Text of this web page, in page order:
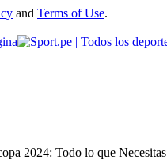
and Terms of Use.
2024: Todo lo que